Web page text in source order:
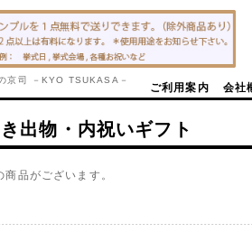
京司 －KYO TSUKASA－
ご利用案内 会社
出物・内祝いギフト
商品がございます。